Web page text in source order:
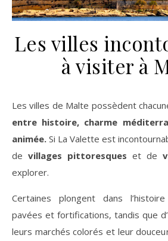
Les villes
à visiter à
Les villes de Malte possèdent
entre histoire, charme
animée. Si La Valette est
de villages pittoresques et de
explorer.
Certaines plongent dans
pavées et fortifications, tandis que
leurs marchés colorés et leur